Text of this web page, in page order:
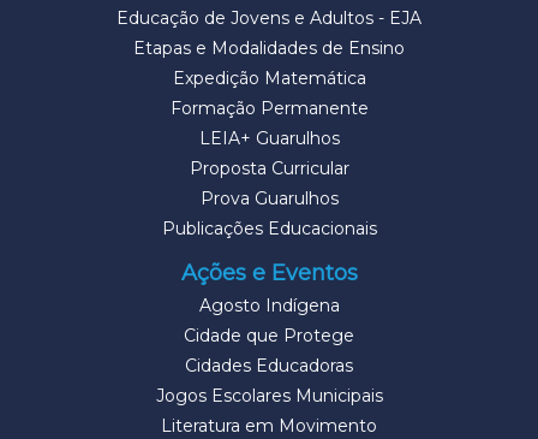
Educação de Jovens e Adultos - EJA
Etapas e Modalidades de Ensino
Expedição Matemática
Formação Permanente
LEIA+ Guarulhos
Proposta Curricular
Prova Guarulhos
Publicações Educacionais
Ações e Eventos
Agosto Indígena
Cidade que Protege
Cidades Educadoras
Jogos Escolares Municipais
Literatura em Movimento